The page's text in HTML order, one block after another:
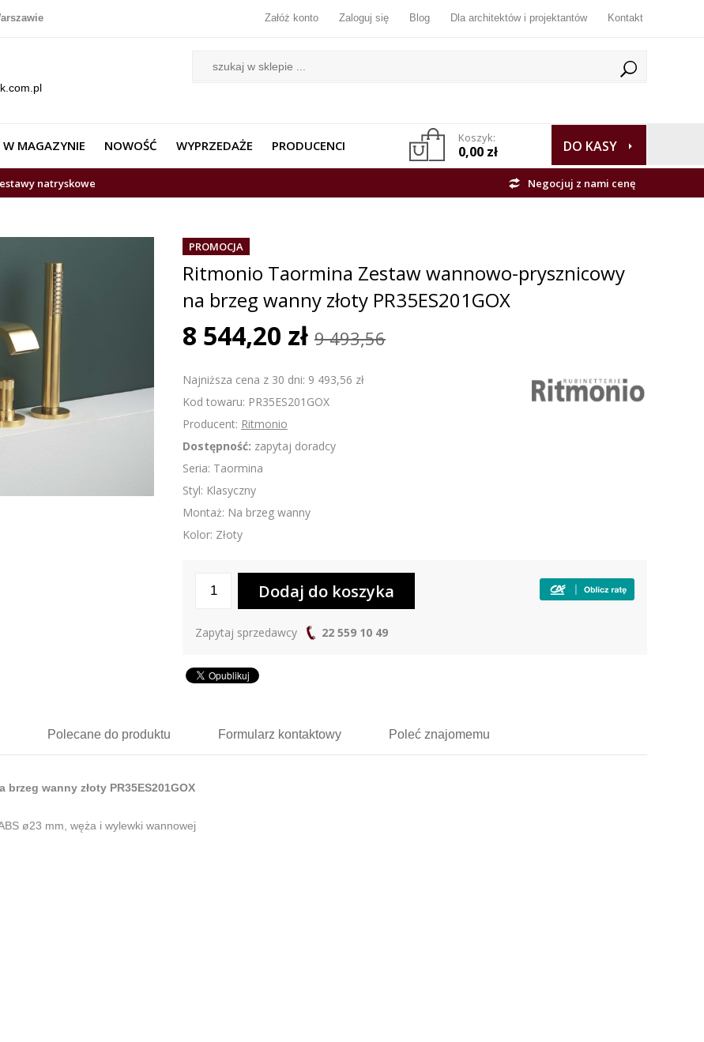
Załóż konto Zaloguj się Blog Dla architektów i projektantów Kontakt
W MAGAZYNIE NOWOŚĆ WYPRZEDAŻE PRODUCENCI Koszyk:
0,00 zł DO KASY
natryskowe Negocjuj z nami cenę
PROMOCJA
Ritmonio Taormina Zestaw wannowo-prysznicowy
na brzeg wanny złoty PR35ES201GOX
8 544,20 zł 9 493,56
Najniższa cena z 30 dni: 9 493,56 zł
Kod towaru: PR35ES201GOX
Producent: Ritmonio
Dostępność: zapytaj doradcy
Seria: Taormina
Styl: Klasyczny
Montaż: Na brzeg wanny
Kolor: Złoty
Zapytaj sprzedawcy 22 559 10 49
Polecane do produktu Formularz kontaktowy Poleć znajomemu
wanny złoty PR35ES201GOX
ø23 mm, węża i wylewki wannowej